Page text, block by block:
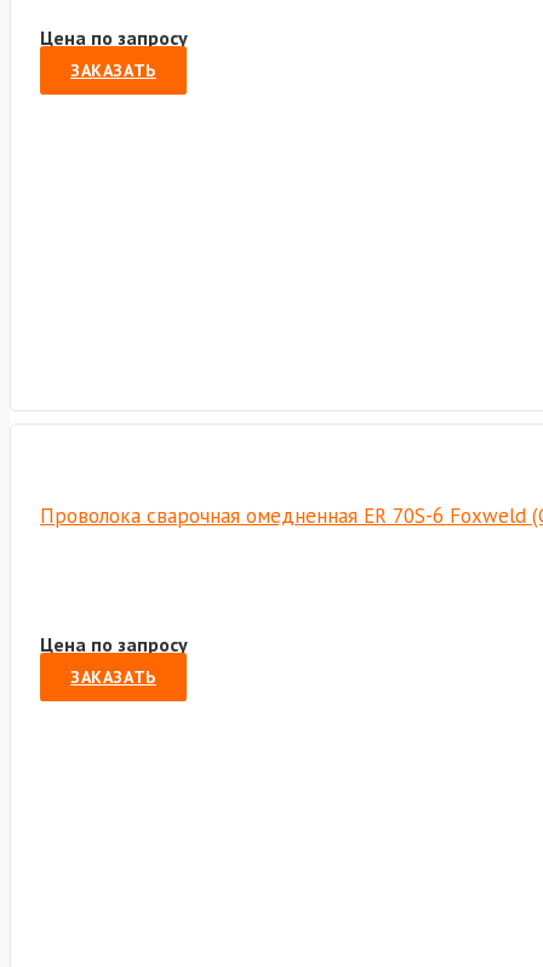
Цена по запросу
ЗАКАЗАТЬ
Проволока сварочная омедненная ER 70S-6
Цена по запросу
ЗАКАЗАТЬ